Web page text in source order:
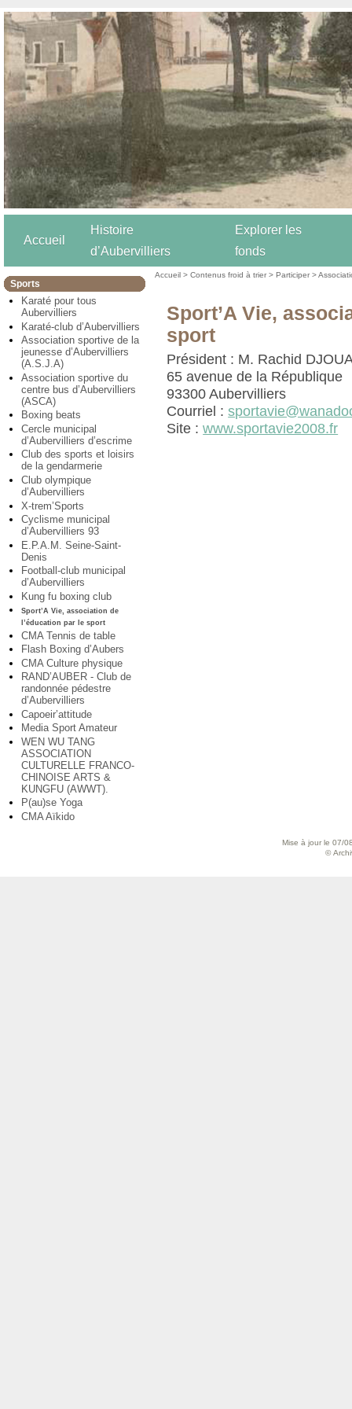
Accueil
Histoire
d’Aubervilliers
Explorer les
fonds
Sports
Karaté pour tous
Aubervilliers
Karaté-club d’Aubervilliers
Association sportive de la
jeunesse d’Aubervilliers
(A.S.J.A)
Association sportive du
centre bus d’Aubervilliers
(ASCA)
Boxing beats
Cercle municipal
d’Aubervilliers d’escrime
Club des sports et loisirs
de la gendarmerie
Club olympique
d’Aubervilliers
X-trem’Sports
Cyclisme municipal
d’Aubervilliers 93
E.P.A.M. Seine-Saint-
Denis
Football-club municipal
d’Aubervilliers
Kung fu boxing club
Sport’A Vie, association de
l’éducation par le sport
CMA Tennis de table
Flash Boxing d’Aubers
CMA Culture physique
RAND’AUBER - Club de
randonnée pédestre
d’Aubervilliers
Capoeir’attitude
Media Sport Amateur
WEN WU TANG
ASSOCIATION
CULTURELLE FRANCO-
CHINOISE ARTS &
KUNGFU (AWWT).
P(au)se Yoga
CMA Aïkido
Accueil >Contenus froid à trier >Participer >
Sport’A Vie,
sport
Président : M. Rachid
65 avenue de la République
93300 Aubervilliers
Courriel :
Site :www.sportavie2008.fr
Mise à jour le 07/
©